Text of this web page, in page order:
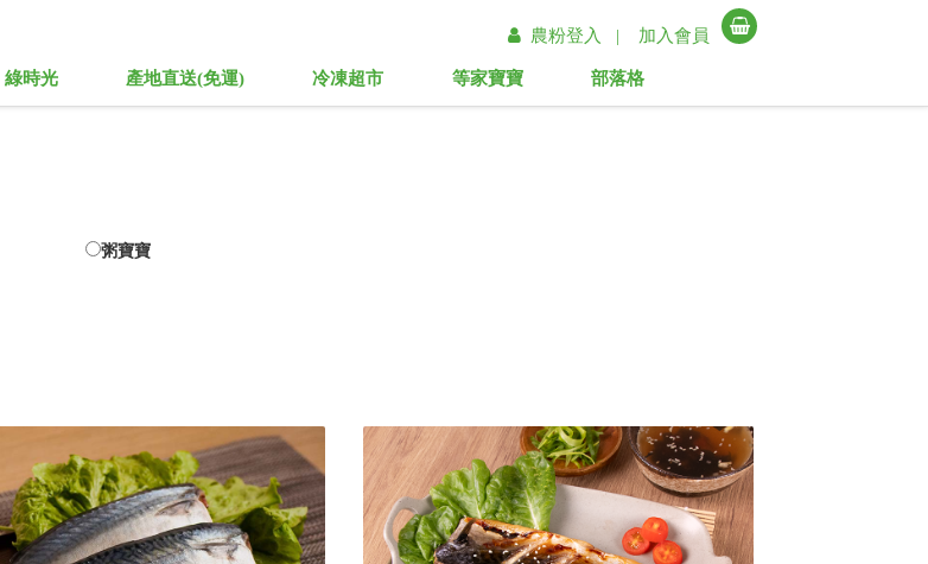
農粉登入 | 加入會員
綠時光 產地直送(免運) 冷凍超市 等家寶寶 部落格
粥寶寶